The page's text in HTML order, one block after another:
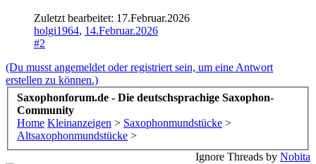
Zuletzt bearbeitet: 17.Februar.2026
holgi1964, 14.Februar.2026
#2
(Du musst angemeldet oder registriert sein, um eine Antwort
erstellen zu können.)
Saxophonforum.de - Die deutschsprachige Saxophon-
Community
Home Kleinanzeigen > Saxophonmundstücke >
Altsaxophonmundstücke >
Ignore Threads by Nobita